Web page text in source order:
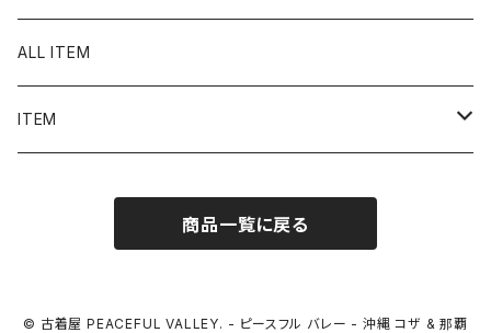
ALL ITEM
ITEM
シャツ／ブラウス
半袖シャツ / ブラウス
タンクトップ
商品一覧に戻る
© 古着屋 PEACEFUL VALLEY. - ピースフル バレー - 沖縄 コザ & 那覇